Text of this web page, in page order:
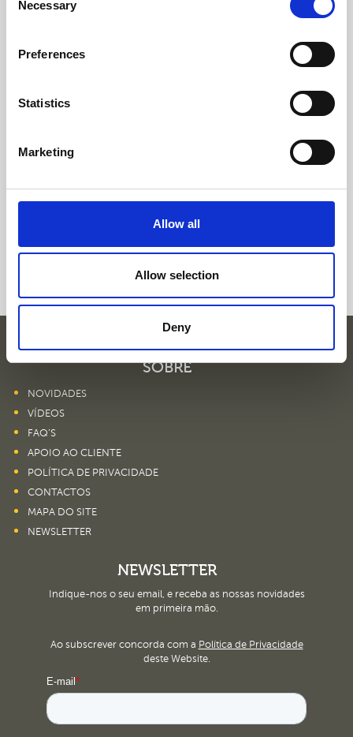
Selection
Necessary
Preferences
Statistics
Marketing
Allow all
Allow selection
Deny
Acupuntura e Fitoterapia
alérgica estava muito mais controlada, assim
como o eczema atópico, cuja manif...
SOBRE
NOVIDADES
VÍDEOS
FAQ’S
APOIO AO CLIENTE
POLÍTICA DE PRIVACIDADE
CONTACTOS
MAPA DO SITE
NEWSLETTER
NEWSLETTER
Indique-nos o seu email, e receba as nossas novidades
em primeira mão.
Ao subscrever concorda com a Política de Privacidade
deste Website.